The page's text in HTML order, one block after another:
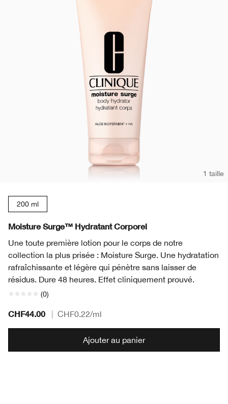
1 taille
200 ml
Moisture Surge™ Hydratant Corporel
Une toute première lotion pour le corps de notre
collection la plus prisée : Moisture Surge. Une hydratation
rafraîchissante et légère qui pénètre sans laisser de
résidus. Dure 48 heures. Effet cliniquement prouvé.
(0)
CHF44.00 CHF0.22/ml
Ajouter au panier